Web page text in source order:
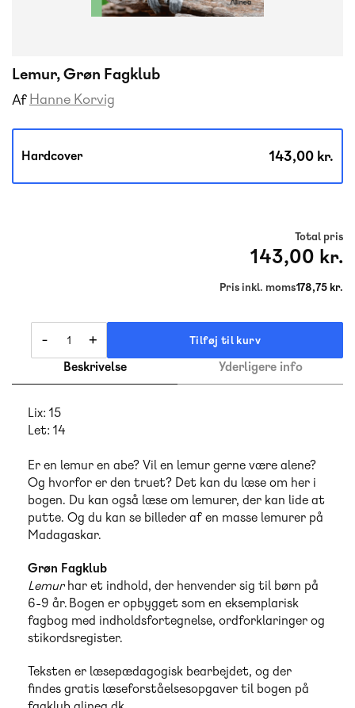
Lemur, Grøn Fagklub
Af Hanne Korvig
Hardcover 143,00 kr.
Total pris
143,00 kr.
Pris inkl. moms178,75 kr.
- + Tilføj til kurv
Beskrivelse Yderligere info
Lix: 15
Let: 14
Er en lemur en abe? Vil en lemur gerne være alene?
Og hvorfor er den truet? Det kan du læse om her i
bogen. Du kan også læse om lemurer, der kan lide at
putte. Og du kan se billeder af en masse lemurer på
Madagaskar.
Grøn Fagklub
Lemurhar et indhold, der henvender sig til børn på
6-9 år. Bogen er opbygget som en eksemplarisk
fagbog med indholdsfortegnelse, ordforklaringer og
stikordsregister.
Teksten er læsepædagogisk bearbejdet, og der
findes gratis læseforståelsesopgaver til bogen på